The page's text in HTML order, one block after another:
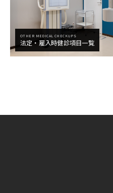
OTHER MEDICAL CHECKUPS
法定・雇入時健診項目一覧